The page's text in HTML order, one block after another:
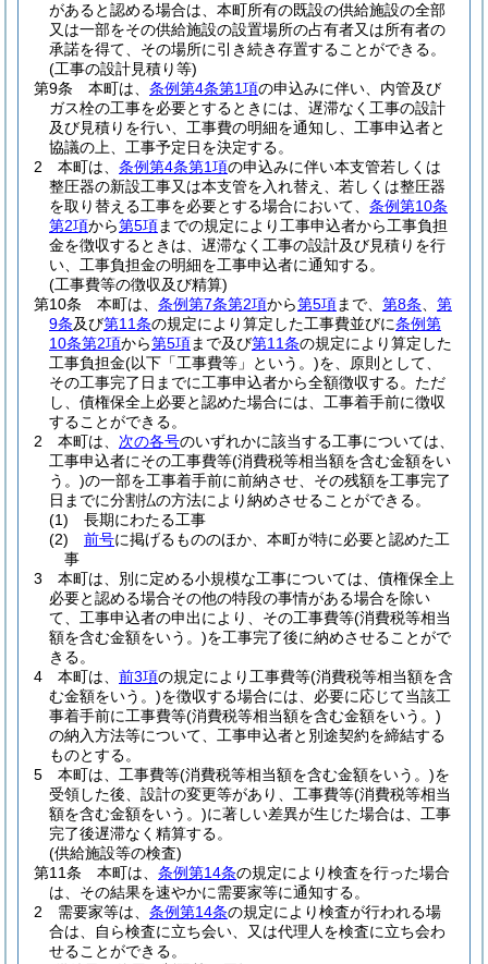
があると認める場合は、本町所有の既設の供給施設の全部
又は一部をその供給施設の設置場所の占有者又は所有者の
承諾を得て、その場所に引き続き存置することができる。
(工事の設計見積り等)
第9条
本町は、 条例第4条第1項の申込みに伴い、内管及び
ガス栓の工事を必要とするときには、遅滞なく工事の設計
及び見積りを行い、工事費の明細を通知し、工事申込者と
協議の上、工事予定日を決定する。
2
本町は、 条例第4条第1項の申込みに伴い本支管若しくは
整圧器の新設工事又は本支管を入れ替え、若しくは整圧器
を取り替える工事を必要とする場合において、 条例第10条
第2項から第5項までの規定により工事申込者から工事負担
金を徴収するときは、遅滞なく工事の設計及び見積りを行
い、工事負担金の明細を工事申込者に通知する。
(工事費等の徴収及び精算)
第10条
本町は、 条例第7条第2項から第5項まで、 第8条
第
9条及び第11条の規定により算定した工事費並びに条例第
10条第2項から第5項まで及び第11条の規定により算定した
工事負担金(以下「工事費等」という。)を、原則として、
その工事完了日までに工事申込者から全額徴収する。 ただ
し、債権保全上必要と認めた場合には、工事着手前に徴収
することができる。
2
本町は、 次の各号のいずれかに該当する工事については、
工事申込者にその工事費等(消費税等相当額を含む金額をい
う。)の一部を工事着手前に前納させ、その残額を工事完了
日までに分割払の方法により納めさせることができる。
(1)
長期にわたる工事
(2)
前号に掲げるもののほか、本町が特に必要と認めた工
事
3
本町は、別に定める小規模な工事については、債権保全上
必要と認める場合その他の特段の事情がある場合を除い
て、工事申込者の申出により、その工事費等(消費税等相当
額を含む金額をいう。)を工事完了後に納めさせることがで
きる。
4
本町は、 前3項の規定により工事費等(消費税等相当額を含
む金額をいう。)を徴収する場合には、必要に応じて当該工
事着手前に工事費等(消費税等相当額を含む金額をいう。)
の納入方法等について、工事申込者と別途契約を締結する
ものとする。
5
本町は、工事費等(消費税等相当額を含む金額をいう。)を
受領した後、設計の変更等があり、工事費等(消費税等相当
額を含む金額をいう。)に著しい差異が生じた場合は、工事
完了後遅滞なく精算する。
(供給施設等の検査)
第11条
本町は、 条例第14条の規定により検査を行った場合
は、その結果を速やかに需要家等に通知する。
2
需要家等は、 条例第14条の規定により検査が行われる場
合は、自ら検査に立ち会い、又は代理人を検査に立ち会わ
せることができる。